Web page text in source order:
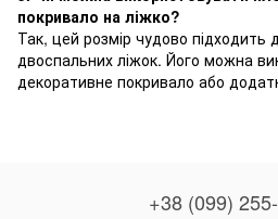
покривало на ліжко?
Так, цей розмір чудово підходить
двоспальних ліжок. Його можна
декоративне покривало або
+38 (099)